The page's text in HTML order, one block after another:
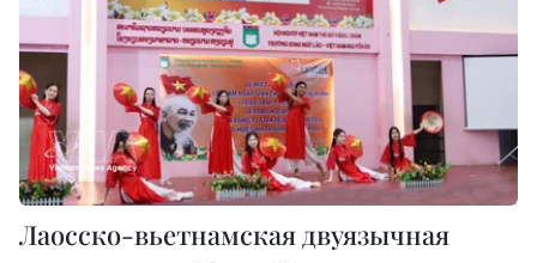
Лаосско-вьетнамская двуязычная